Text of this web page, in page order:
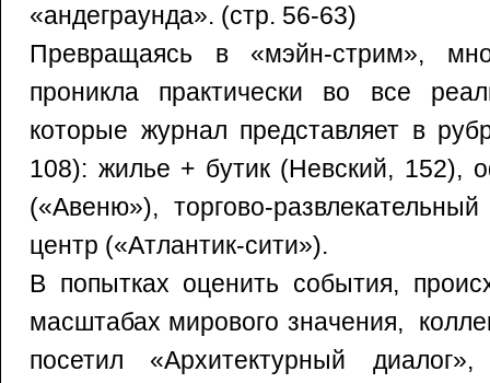
«андеграунда». (стр. 56-63)
Превращаясь в «мэйн-стрим»,
проникла практически во все
которые журнал представляет в
108): жилье + бутик (Невский, 152),
(«Авеню»), торгово-
центр («Атлантик-сити»).
В попытках оценить события,
масштабах мирового значения,
посетил «Архитектурный